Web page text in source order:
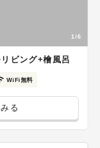
1/6
ビング+檜風呂
WiFi無料
る